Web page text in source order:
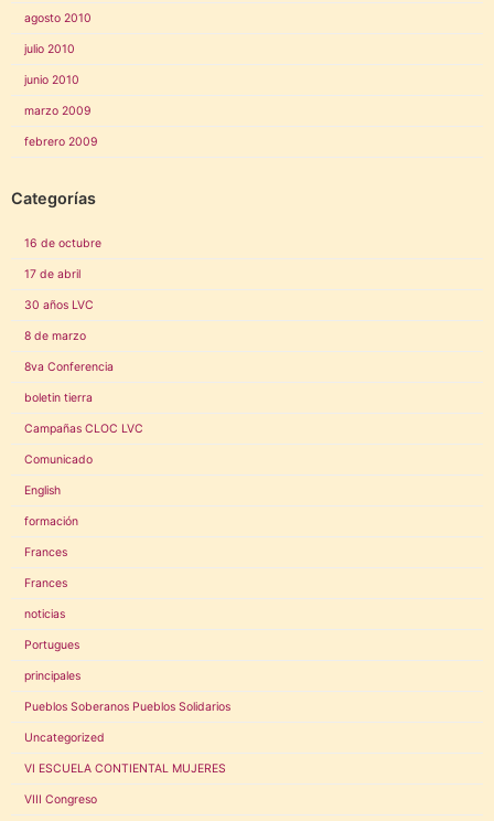
agosto 2010
julio 2010
junio 2010
marzo 2009
febrero 2009
Categorías
16 de octubre
17 de abril
30 años LVC
8 de marzo
8va Conferencia
boletin tierra
Campañas CLOC LVC
Comunicado
English
formación
Frances
Frances
noticias
Portugues
principales
Pueblos Soberanos Pueblos Solidarios
Uncategorized
VI ESCUELA CONTIENTAL MUJERES
VIII Congreso